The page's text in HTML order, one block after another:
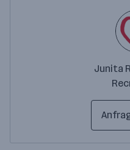
Junita